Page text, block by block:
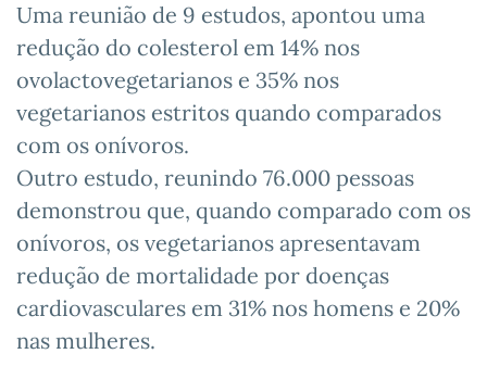
Uma reunião de 9 estudos, apontou uma
redução do colesterol em 14% nos
ovolactovegetarianos e 35% nos
vegetarianos estritos quando comparados
com os onívoros.
Outro estudo, reunindo 76.000 pessoas
demonstrou que, quando comparado com os
onívoros, os vegetarianos apresentavam
redução de mortalidade por doenças
cardiovasculares em 31% nos homens e 20%
nas mulheres.